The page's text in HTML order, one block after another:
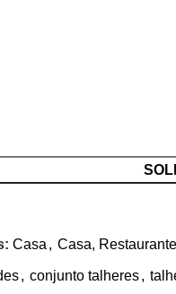
Casa , Casa,
, conjunto talheres,